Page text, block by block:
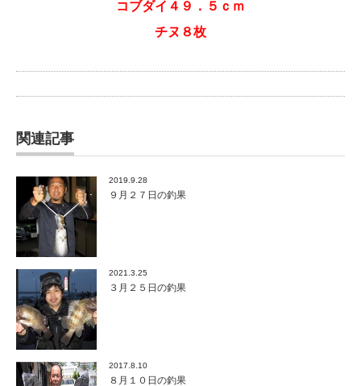
コブダイ４９．５ｃｍ
チヌ８枚
関連記事
2019.9.28
９月２７日の釣果
2021.3.25
３月２５日の釣果
2017.8.10
８月１０日の釣果